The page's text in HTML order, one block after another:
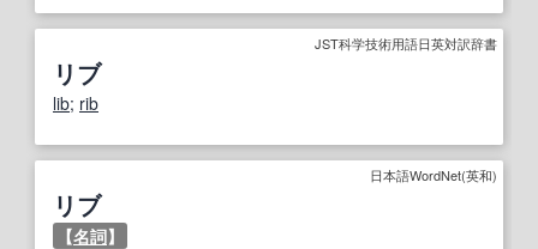
JST科学技術用語日英対訳辞書
リブ
lib; rib
日本語WordNet(英和)
リブ
【名詞】